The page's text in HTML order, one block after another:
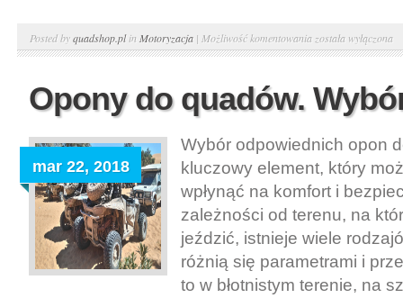
Posted byquadshop.plin Motoryzacja | Możliwość komentowania Wyciągarki
warn.
sam
budowa
wyciągarki
została wyłączona
Opony do quadów.
mar 22, 2018
Wybór odpowiednich opon
kluczowy element, który
wpłynąć na komfort i
zależności od terenu, na
jeździć, istnieje wiele
różnią się parametrami i
to w błotnistym terenie, na